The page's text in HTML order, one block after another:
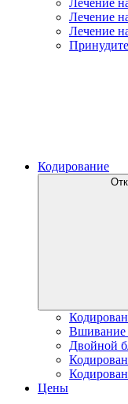
Лечение
Лечение
Лечение
Кодирование
Вшивание
Двойной
Цены